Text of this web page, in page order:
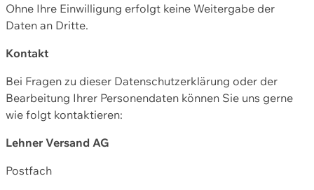
Ohne Ihre Einwilligung erfolgt keine Weitergabe der
Daten an Dritte.
Kontakt
Bei Fragen zu dieser Datenschutzerklärung oder der
Bearbeitung Ihrer Personendaten können Sie uns gerne
wie folgt kontaktieren:
Lehner Versand AG
Postfach